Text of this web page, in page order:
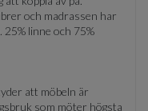
och madrassen har
linne och 75%
att möbeln är
som möter högsta